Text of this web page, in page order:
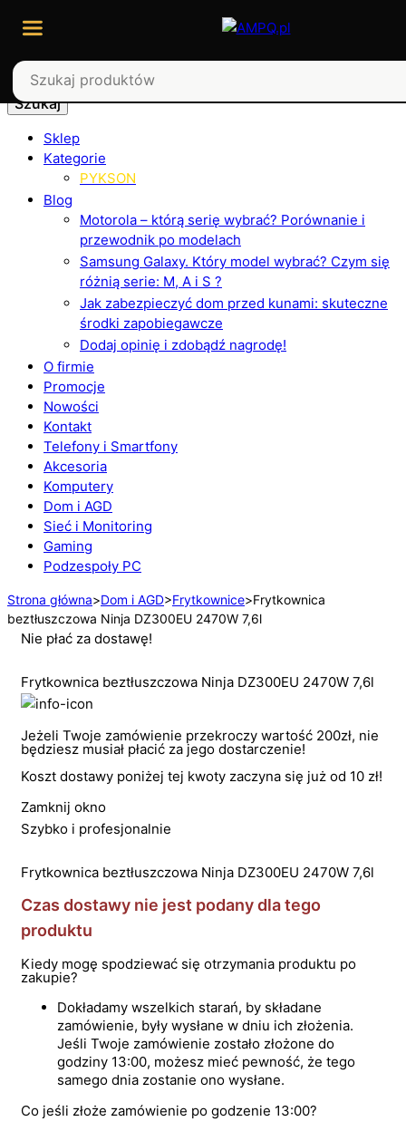
Szukaj
Sklep
Kategorie
PYKSON
Blog
Motorola – którą serię wybrać? Porównanie i
przewodnik po modelach
Samsung Galaxy. Który model wybrać? Czym się
różnią serie: M, A i S ?
Jak zabezpieczyć dom przed kunami: skuteczne
środki zapobiegawcze
Dodaj opinię i zdobądź nagrodę!
O firmie
Promocje
Nowości
Kontakt
Telefony i Smartfony
Akcesoria
Komputery
Dom i AGD
Sieć i Monitoring
Gaming
Podzespoły PC
Strona główna>Dom i AGD>Frytkownice>Frytkownica
beztłuszczowa Ninja DZ300EU 2470W 7,6l
Nie płać za dostawę!
Frytkownica beztłuszczowa Ninja DZ300EU 2470W 7,6l
Jeżeli Twoje zamówienie przekroczy wartość 200zł, nie
będziesz musiał płacić za jego dostarczenie!
Koszt dostawy poniżej tej kwoty zaczyna się już od 10 zł!
Zamknij okno
Szybko i profesjonalnie
Frytkownica beztłuszczowa Ninja DZ300EU 2470W 7,6l
Czas dostawy nie jest podany dla tego
produktu
Kiedy mogę spodziewać się otrzymania produktu po
zakupie?
Dokładamy wszelkich starań, by składane
zamówienie, były wysłane w dniu ich złożenia.
Jeśli Twoje zamówienie zostało złożone do
godziny 13:00, możesz mieć pewność, że tego
samego dnia zostanie ono wysłane.
Co jeśli złoże zamówienie po godzenie 13:00?